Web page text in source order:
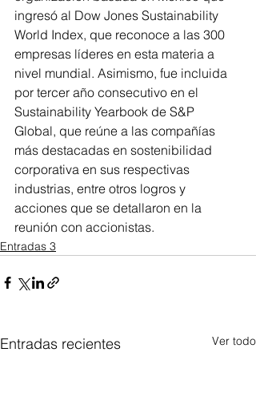
ingresó al Dow Jones Sustainability
World Index, que reconoce a las 300
empresas líderes en esta materia a
nivel mundial. Asimismo, fue incluida
por tercer año consecutivo en el
Sustainability Yearbook de S&P
Global, que reúne a las compañías
más destacadas en sostenibilidad
corporativa en sus respectivas
industrias, entre otros logros y
acciones que se detallaron en la
reunión con accionistas.
Entradas 3
Entradas recientes Ver todo